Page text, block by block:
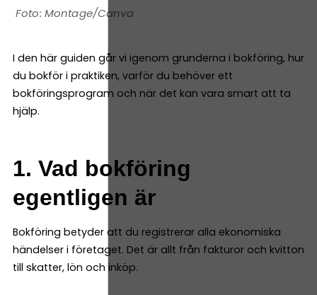
Montage/Canva
I den här guiden går vi igenom grunderna i bokföring, hur
du bokför i praktiken, varför du behöver ett
bokföringsprogram och när det kan vara smart att ta
hjälp.
1. Vad bokföring
egentligen är
Bokföring betyder att du registrerar alla ekonomiska
händelser i företaget. Det är allt från fakturor och kvitton
till skatter, lön och inköp.